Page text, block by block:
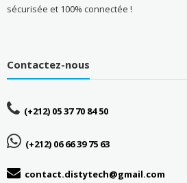
sécurisée et 100% connectée !
Contactez-nous
(+212) 05 37 70 84 50
(+212) 06 66 39 75 63
contact.distytech@gmail.com